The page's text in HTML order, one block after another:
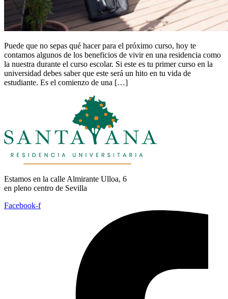
Puede que no sepas qué hacer para el próximo curso, hoy te
contamos algunos de los beneficios de vivir en una residencia como
la nuestra durante el curso escolar. Si este es tu primer curso en la
universidad debes saber que este será un hito en tu vida de
estudiante. Es el comienzo de una […]
Estamos en la calle Almirante Ulloa, 6
en pleno centro de Sevilla
Facebook-f